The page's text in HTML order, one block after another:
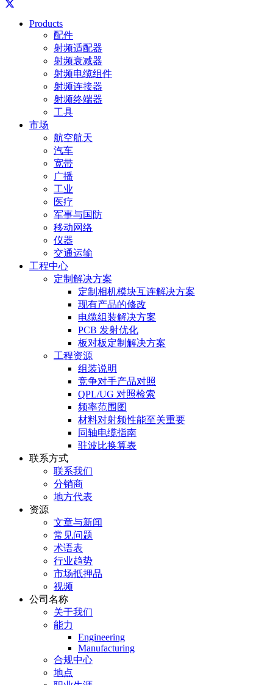
Products
配件
射频适配器
射频衰减器
射频电缆组件
射频连接器
射频终端器
工具
市场
航空航天
汽车
宽带
广播
工业
医疗
军事与国防
移动网络
仪器
交通运输
工程中心
定制解决方案
定制相机模块互连解决方案
现有产品的修改
电缆组装解决方案
PCB 发射优化
板对板定制解决方案
工程资源
组装说明
竞争对手产品对照
QPL/UG 对照检索
频率范围图
材料对射频性能至关重要
同轴电缆指南
驻波比换算表
联系方式
联系我们
分销商
地方代表
资源
文章与新闻
常见问题
术语表
行业趋势
市场抵押品
视频
公司名称
关于我们
能力
Engineering
Manufacturing
合规中心
地点